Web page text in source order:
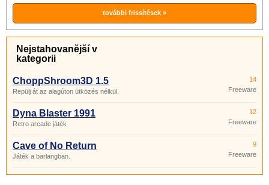
további frissítések »
Nejstahovanější v
kategorii
ChoppShroom3D 1.5
Repülj át az alagúton ütközés nélkül.
14
Freeware
Dyna Blaster 1991
Retro arcade játék
12
Freeware
Cave of No Return
Játék a barlangban.
9
Freeware